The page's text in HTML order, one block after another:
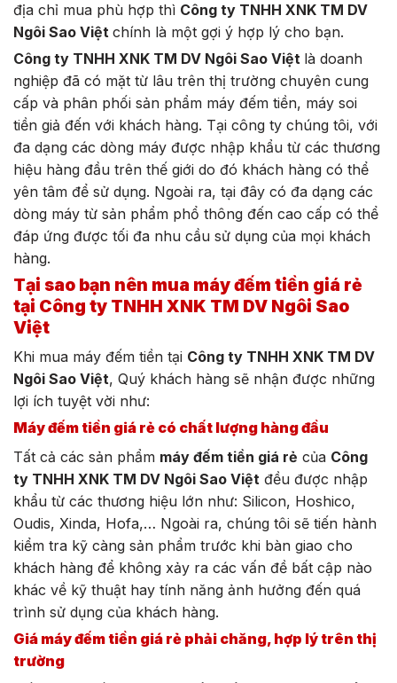
địa chỉ mua phù hợp thì Công ty TNHH XNK TM DV
Ngôi Sao Việt chính là một gợi ý hợp lý cho bạn.
Công ty TNHH XNK TM DV Ngôi Sao Việt là doanh
nghiệp đã có mặt từ lâu trên thị trường chuyên cung
cấp và phân phối sản phẩm máy đếm tiền, máy soi
tiền giả đến với khách hàng. Tại công ty chúng tôi, với
đa dạng các dòng máy được nhập khẩu từ các thương
hiệu hàng đầu trên thế giới do đó khách hàng có thể
yên tâm để sử dụng. Ngoài ra, tại đây có đa dạng các
dòng máy từ sản phẩm phổ thông đến cao cấp có thể
đáp ứng được tối đa nhu cầu sử dụng của mọi khách
hàng.
Tại sao bạn nên mua máy đếm tiền giá rẻ
tại Công ty TNHH XNK TM DV Ngôi Sao
Việt
Khi mua máy đếm tiền tại Công ty TNHH XNK TM DV
Ngôi Sao Việt, Quý khách hàng sẽ nhận được những
lợi ích tuyệt vời như:
Máy đếm tiền giá rẻ có chất lượng hàng đầu
Tất cả các sản phẩm máy đếm tiền giá rẻ của Công
ty TNHH XNK TM DV Ngôi Sao Việt đều được nhập
khẩu từ các thương hiệu lớn như: Silicon, Hoshico,
Oudis, Xinda, Hofa,… Ngoài ra, chúng tôi sẽ tiến hành
kiểm tra kỹ càng sản phẩm trước khi bàn giao cho
khách hàng để không xảy ra các vấn đề bất cập nào
khác về kỹ thuật hay tính năng ảnh hưởng đến quá
trình sử dụng của khách hàng.
Giá máy đếm tiền giá rẻ phải chăng, hợp lý trên thị
trường